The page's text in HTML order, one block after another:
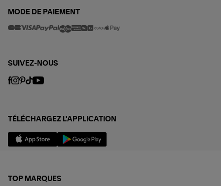
MODE DE PAIEMENT
SUIVEZ-NOUS
TÉLÉCHARGEZ L'APPLICATION
TOP MARQUES